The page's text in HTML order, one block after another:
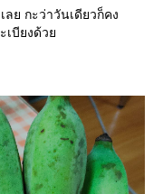
ย กะว่าวันเดียวก็คง
เบียงด้ว